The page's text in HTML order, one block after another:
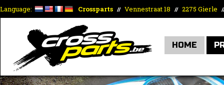
Language: Crossparts // Vennestraat 18 // 2275 Gierle
HOME